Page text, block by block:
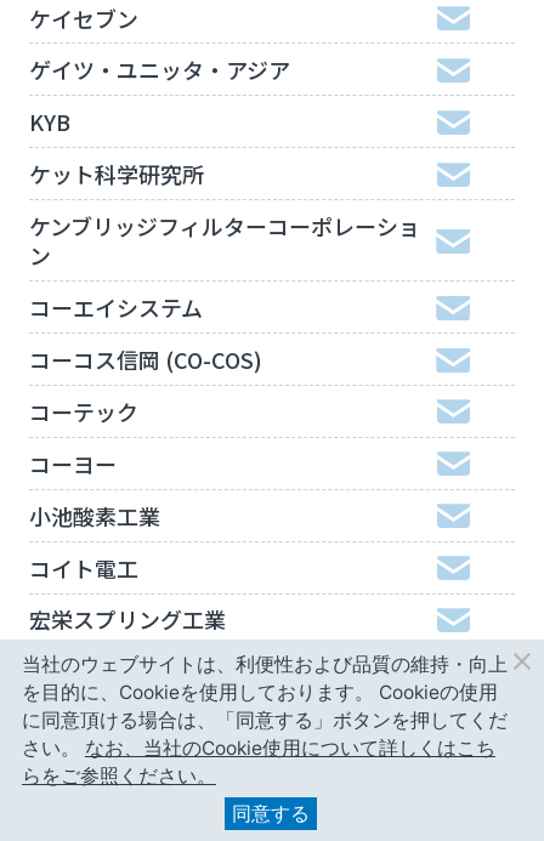
ケイセブン
ゲイツ・ユニッタ・アジア
KYB
ケット科学研究所
ケンブリッジフィルターコーポレーショ
ン
コーエイシステム
コーコス信岡 (CO-COS)
コーテック
コーヨー
小池酸素工業
コイト電工
宏栄スプリング工業
工機ホールディングスジャパン
弘進ゴム
神津精機
当社のウェブサイトは、利便性および品質の維持・向上
を目的に、Cookieを使用しております。
Cookieの使用
に同意頂ける場合は、「同意する」ボタンを押してくだ
さい。
なお、当社のCookie使用について詳しくはこち
らをご参照ください。
同意する